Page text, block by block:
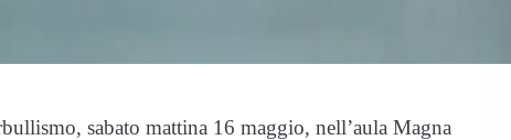
sabato mattina 16 maggio, nell’aula Magna